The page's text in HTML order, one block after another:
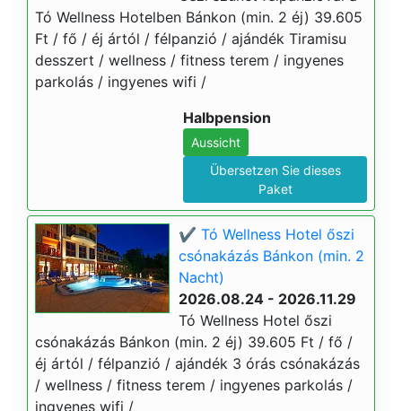
Tó Wellness Hotelben Bánkon (min. 2 éj) 39.605
Ft / fő / éj ártól / félpanzió / ajándék Tiramisu
desszert / wellness / fitness terem / ingyenes
parkolás / ingyenes wifi /
Halbpension
Aussicht
Übersetzen Sie dieses
Paket
✔️ Tó Wellness Hotel őszi
csónakázás Bánkon (min. 2
Nacht)
2026.08.24 - 2026.11.29
Tó Wellness Hotel őszi
csónakázás Bánkon (min. 2 éj) 39.605 Ft / fő /
éj ártól / félpanzió / ajándék 3 órás csónakázás
/ wellness / fitness terem / ingyenes parkolás /
ingyenes wifi /